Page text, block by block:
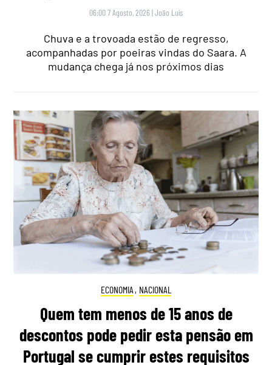
06:00 7 Agosto, 2026 |João Luís
Chuva e a trovoada estão de regresso,
acompanhadas por poeiras vindas do Saara. A
mudança chega já nos próximos dias
ECONOMIA , NACIONAL
Quem tem menos de 15 anos de
descontos pode pedir esta pensão em
Portugal se cumprir estes requisitos